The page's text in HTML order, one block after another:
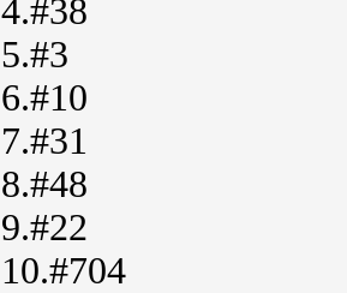
4.#38
5.#3
6.#10
7.#31
8.#48
9.#22
10.#704